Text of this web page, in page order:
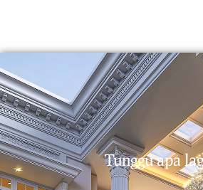
Tunggu apa